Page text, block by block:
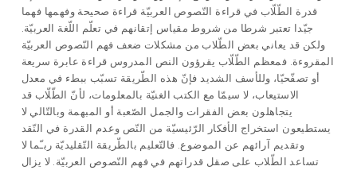
قدرة الطّلّاب في قراءة النّصوص العربيّة قراءة صحيحة وفهمها فهما
جيّدا تعتبر شرطا من شروط مقياس إتقانهم في تعلّم اللّغة العربيّة.
ولكن قد يعاني بعض الطّلاب من مشكلات ضعف فهم النّصوص العربيّة
المقروءة. فمعظم الطّلّاب يقرؤون النص المدروس قراءة عابرة سريعة
أو تصفّحيّا، وللأسف الشديد فإنّ هذه الطّريقة تسبّب ببطء في معدل
الاستيعاب، لا سيمّا مع الكتب الغنيّة بالمعلومات، لأنّ الطّلّاب قد
يتجاهلون بعض الفقرات والجمل الصّعبة أو المبهمة وبالتّالي لا
يستطيعون استخراج الأفكار الرّئيسيّة من النّص وعدم القدرة في النّقد
وتقديم آرائهم عن الموضوع. فالتّعليم بالطّريقة التّقليديّة ربـّما لا
تساعد الطّلاب على صقل قدراتهم في فهم النّصوص العربيّة. لا يزال